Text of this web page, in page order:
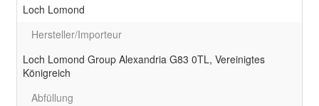
Loch Lomond
Hersteller/Importeur
Loch Lomond Group Alexandria G83 0TL, Vereinigtes
Königreich
Abfüllung